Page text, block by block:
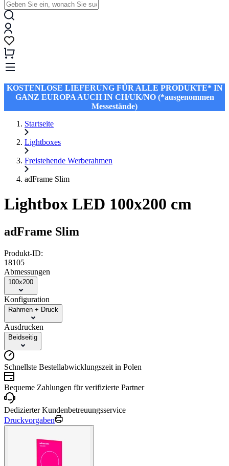
KOSTENLOSE LIEFERUNG FÜR ALLE PRODUKTE* IN
GANZ EUROPA AUCH IN CH/UK/NO (*ausgenommen
Messestände)
Startseite
Lightboxes
Freistehende Werberahmen
adFrame Slim
Lightbox LED 100x200 cm
adFrame Slim
Produkt-ID:
18105
Abmessungen
100x200
Konfiguration
Rahmen + Druck
Ausdrucken
Beidseitig
Schnellste Bestellabwicklungszeit in Polen
Bequeme Zahlungen für verifizierte Partner
Dedizierter Kundenbetreuungsservice
Druckvorgaben